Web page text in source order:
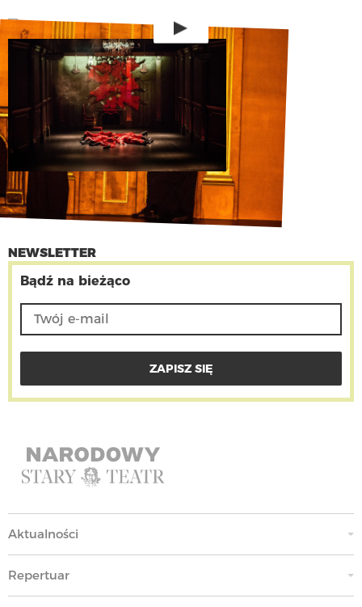
NEWSLETTER
Bądź na bieżąco
Aktualności
Repertuar